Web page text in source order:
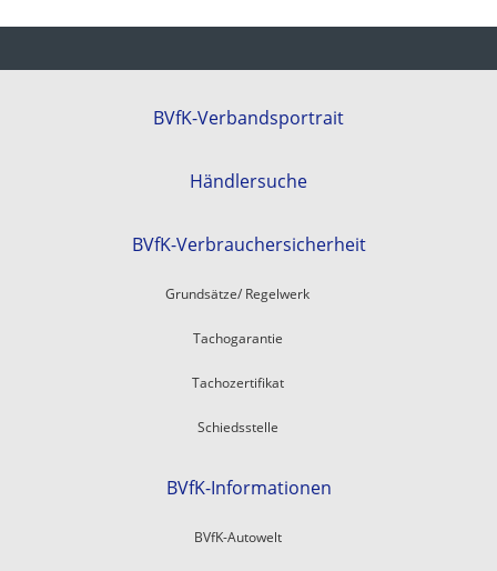
BVfK-Verbandsportrait
Händlersuche
BVfK-Verbrauchersicherheit
Grundsätze/ Regelwerk
Tachogarantie
Tachozertifikat
Schiedsstelle
BVfK-Informationen
BVfK-Autowelt